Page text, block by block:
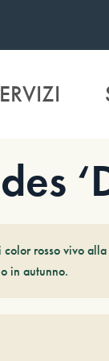
rosso vivo
in autunno.